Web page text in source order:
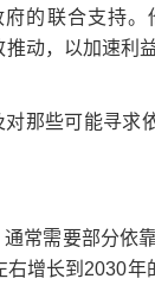
的联合支持
动，以加速利
那些可能寻求
常需要部分依
增长到2030